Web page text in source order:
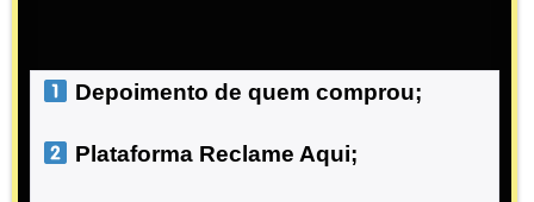
Depoimento de quem comprou;
Plataforma Reclame Aqui;